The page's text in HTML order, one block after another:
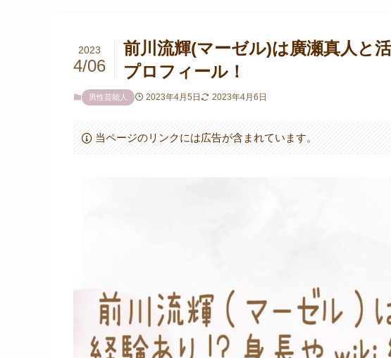
前川流輝(マーゼル)は廣瀬真人と
プロフィール！
2023
4/06
男性芸能人 2023年4月5日 2023年4月6日
当ページのリンクには広告が含まれています。